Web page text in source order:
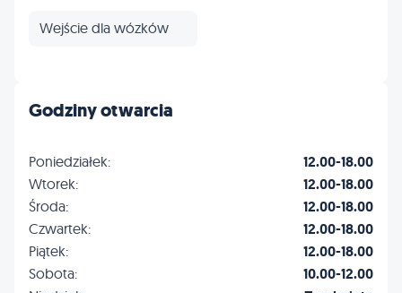
Wejście dla wózków
Godziny otwarcia
Poniedziałek: 12.00-18.00
Wtorek: 12.00-18.00
Środa: 12.00-18.00
Czwartek: 12.00-18.00
Piątek: 12.00-18.00
Sobota: 10.00-12.00